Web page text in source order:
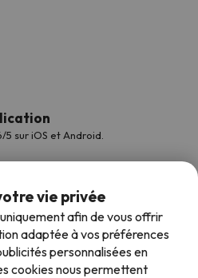
sur iOS et Android.
vie privée
afin de vous offrir
adaptée à vos préférences
personnalisées en
cookies nous permettent